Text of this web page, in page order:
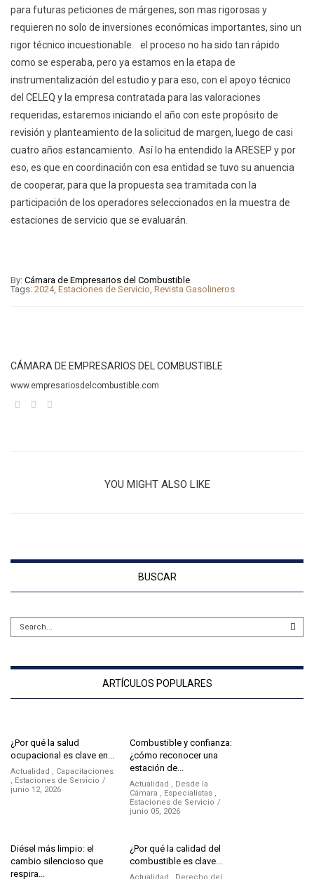
para futuras peticiones de márgenes, son mas rigorosas y
requieren no solo de inversiones económicas importantes, sino un
rigor técnico incuestionable. el proceso no ha sido tan rápido
como se esperaba, pero ya estamos en la etapa de
instrumentalización del estudio y para eso, con el apoyo técnico
del CELEQ y la empresa contratada para las valoraciones
requeridas, estaremos iniciando el año con este propósito de
revisión y planteamiento de la solicitud de margen, luego de casi
cuatro años estancamiento. Así lo ha entendido la ARESEP y por
eso, es que en coordinación con esa entidad se tuvo su anuencia
de cooperar, para que la propuesta sea tramitada con la
participación de los operadores seleccionados en la muestra de
estaciones de servicio que se evaluarán.
By: Cámara de Empresarios del Combustible
Tags: 2024, Estaciones de Servicio, Revista Gasolineros
CÁMARA DE EMPRESARIOS DEL COMBUSTIBLE
www.empresariosdelcombustible.com
YOU MIGHT ALSO LIKE
BUSCAR
ARTÍCULOS POPULARES
¿Por qué la salud
ocupacional es clave en...
Actualidad , Capacitaciones
, Estaciones de Servicio
junio 12, 2026
Combustible y confianza:
¿cómo reconocer una
estación de...
Actualidad , Desde la
Cámara , Especialistas ,
Estaciones de Servicio
junio 05, 2026
Diésel más limpio: el
cambio silencioso que
respira...
¿Por qué la calidad del
combustible es clave...